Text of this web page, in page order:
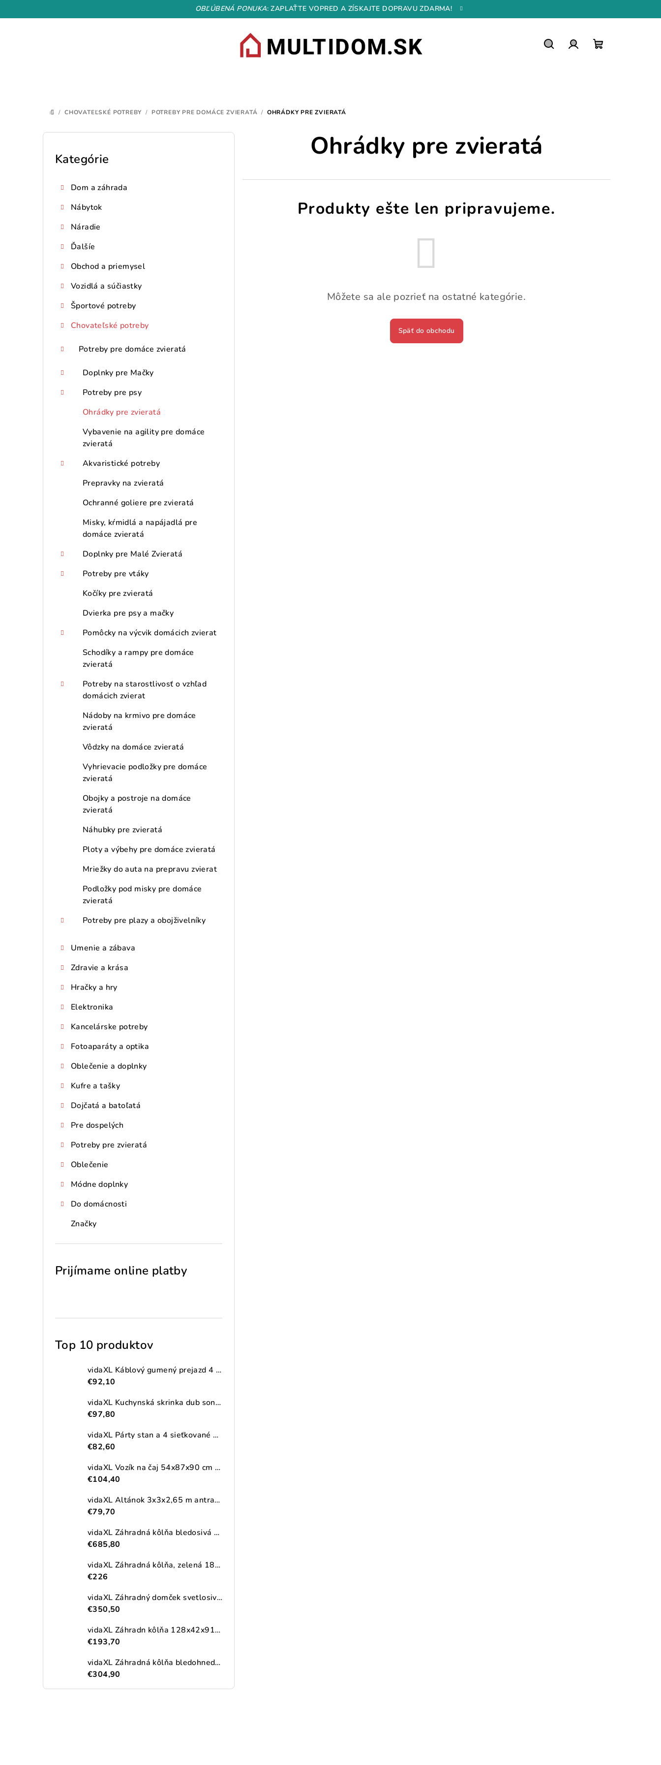
na
OBĽÚBENÁ PONUKA: ZAPLAŤTE VOPRED A ZÍSKAJTE DOPRAVU ZDARMA!
DOMOV
/ CHOVATEĽSKÉ POTREBY / POTREBY PRE DOMÁCE ZVIERATÁ / OHRÁDKY PRE ZVIERATÁ
B
Preskočiť
Kategórie
Dom a záhrada
Nábytok
Náradie
Ďalšíe
Obchod a priemysel
Vozidlá a súčiastky
Športové potreby
Chovateľské potreby
Potreby pre domáce zvieratá
Doplnky pre Mačky
Potreby pre psy
Ohrádky pre zvieratá
Vybavenie na agility pre domáce
zvieratá
Akvaristické potreby
Prepravky na zvieratá
Ochranné goliere pre zvieratá
Misky, kŕmidlá a napájadlá pre
domáce zvieratá
Doplnky pre Malé Zvieratá
Potreby pre vtáky
Kočíky pre zvieratá
Dvierka pre psy a mačky
Pomôcky na výcvik domácich zvierat
Schodíky a rampy pre domáce
zvieratá
Potreby na starostlivosť o vzhľad
domácich zvierat
Nádoby na krmivo pre domáce
zvieratá
Vôdzky na domáce zvieratá
Vyhrievacie podložky pre domáce
zvieratá
Obojky a postroje na domáce
zvieratá
Náhubky pre zvieratá
Ploty a výbehy pre domáce zvieratá
Mriežky do auta na prepravu zvierat
Podložky pod misky pre domáce
zvieratá
Potreby pre plazy a obojživelníky
Umenie a zábava
Zdravie a krása
Hračky a hry
Elektronika
Kancelárske potreby
Fotoaparáty a optika
Oblečenie a doplnky
Kufre a tašky
Dojčatá a batoľatá
Pre dospelých
Potreby pre zvieratá
Oblečenie
Módne doplnky
Do domácnosti
Značky
Prijímame online platby
Top 10 produktov
vidaXL Káblový gumený prejazd 4 ks 2-kanálový 101,5 cm
€92,10
vidaXL Kuchynská skrinka dub sonoma 38x41,5x131,5 cm kompozitné drevo
€97,80
vidaXL Párty stan a 4 sieťkované bočné steny antracitový 2,5x2,5m HDPE
€82,60
vidaXL Vozík na čaj 54x87x90 cm masívna akácia
€104,40
vidaXL Altánok 3x3x2,65 m antracitový 180 g/m²
€79,70
vidaXL Záhradná kôlňa bledosivá 192x523x223 cm pozinkovaná oceľ
€685,80
vidaXL Záhradná kôlňa, zelená 180,5x97x209,5 cm, pozinkovaná oceľ
€226
vidaXL Záhradný domček svetlosivý 191x215x198 cm pozinkovaná oceľ
€350,50
vidaXL Záhradn kôlňa 128x42x91 cm, drevo
€193,70
vidaXL Záhradná kôlňa bledohnedá 192x191x223 cm pozinkovaná oceľ
€304,90
Ohrádky pre zvieratá
Produkty ešte len pripravujeme.
Môžete sa ale pozrieť na ostatné kategórie.
Späť do obchodu